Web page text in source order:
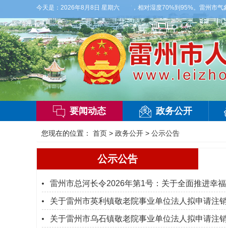
今天是： 2026年8月8日 星期六
部有雷阵雨，偏西风2到3级，气温26到35度，相对湿度70%到95%。雷州市气
要闻动态 政务公开
您现在的位置： 首页 > 政务公开 > 公示公告
公示公告
雷州市总河长令2026年第1号：关于全面推进幸
关于雷州市英利镇敬老院事业单位法人拟申请注
关于雷州市乌石镇敬老院事业单位法人拟申请注